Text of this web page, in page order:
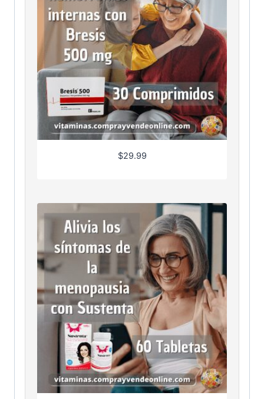
$29.99